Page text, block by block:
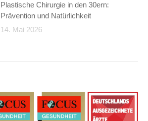
Plastische Chirurgie in den 30ern:
Prävention und Natürlichkeit
14. Mai 2026